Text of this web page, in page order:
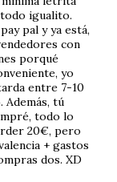
igualito.
pal y ya está,
con
porqué
yo
entre 7-10
Además, tú
todo lo
20€, pero
+ gastos
dos. XD